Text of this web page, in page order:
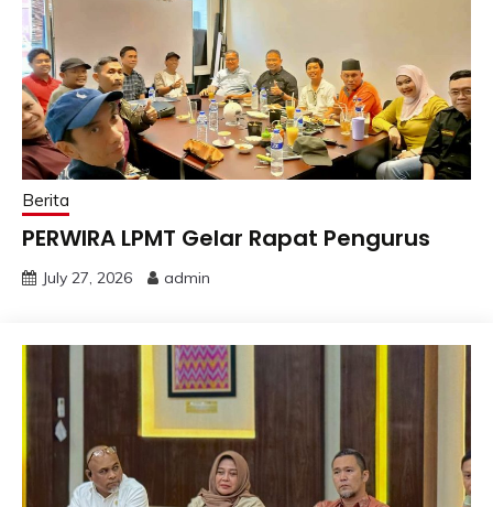
Berita
PERWIRA LPMT Gelar Rapat Pengurus
July 27, 2026 admin